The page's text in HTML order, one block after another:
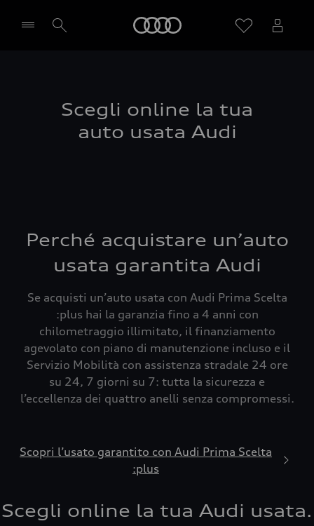
Scegli online la tua
auto usata Audi
Perché acquistare un’auto
usata garantita Audi
Se acquisti un’auto usata con Audi Prima Scelta
:plus hai la garanzia fino a 4 anni con
chilometraggio illimitato, il finanziamento
agevolato con piano di manutenzione incluso e il
Servizio Mobilità con assistenza stradale 24 ore
su 24, 7 giorni su 7: tutta la sicurezza e
l’eccellenza dei quattro anelli senza compromessi.
Scopri l’usato garantito con Audi Prima Scelta
:plus
Scegli online la tua Audi usata.